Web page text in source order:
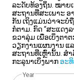
ລະດັບທ້ອງຖິ່ນ. ໝາຍ
ສະຖານທີ່ສະເພາະ ອ
ກັນ ເຖິງແມ່ນວ່າຈະບໍ່
ກໍຕາມ. ກົດ “ສະແດງ
ຂວາລຸ່ມ ເພື່ອເບິ່ງຕາ
ວຽກງານແຜນງານ ແ
ສະຖານທີ່ເຫຼົ່ານັ້ນ. ສ
ກະລຸນາເບິ່ງພາກອະ
Year